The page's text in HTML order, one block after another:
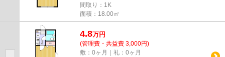
間取り：1K
面積：18.00㎡
4.8万円
(管理費・共益費 3,000円)
敷：0ヶ月｜礼：0ヶ月